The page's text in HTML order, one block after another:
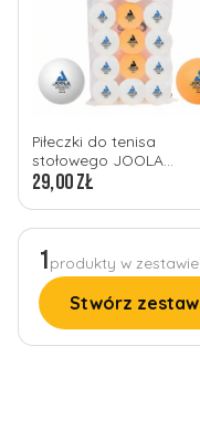
Piłeczki do tenisa
stołowego JOOLA
Advanced Training 15
sztuk
29,00 zł
1produkty w zestawie
Stwórz zestaw